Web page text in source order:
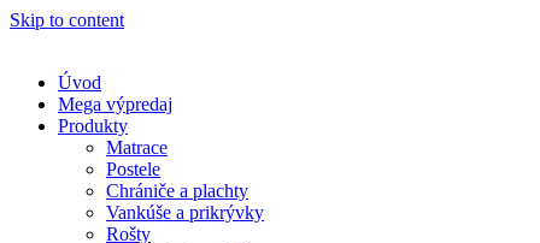
Skip to content
Úvod
Mega výpredaj
Produkty
Matrace
Postele
Chrániče a plachty
Vankúše a prikrývky
Rošty